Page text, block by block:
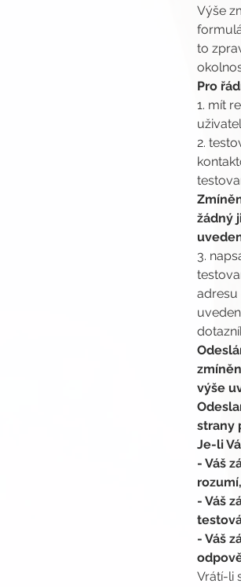
Výše
to
Pro
1. mít
2.
žádný
3.
adresu
výše
strany
Je-li
- Váš
- Váš
- Váš
Vrátí-li